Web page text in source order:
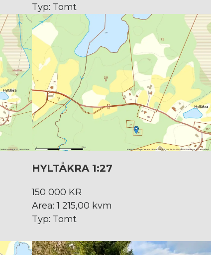
Typ: Tomt
HYLTÅKRA 1:27
150 000 KR
Area: 1 215,00 kvm
Typ: Tomt